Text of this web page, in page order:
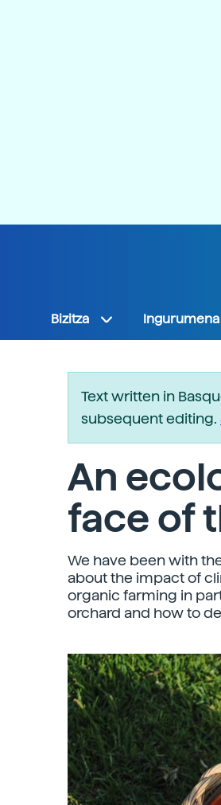
Bizitza Ingurumena
Text written in
subsequent editing.
An
face of
We have been with
about the impact of
organic farming in
orchard and how to